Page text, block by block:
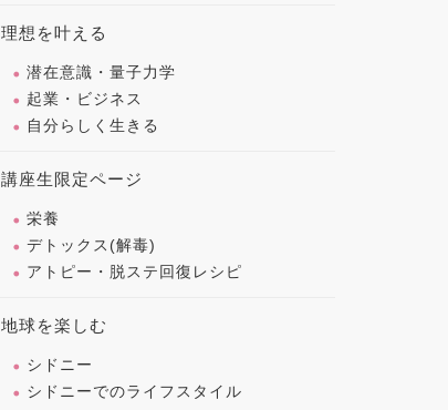
理想を叶える
潜在意識・量子力学
起業・ビジネス
自分らしく生きる
講座生限定ページ
栄養
デトックス(解毒)
アトピー・脱ステ回復レシピ
地球を楽しむ
シドニー
シドニーでのライフスタイル